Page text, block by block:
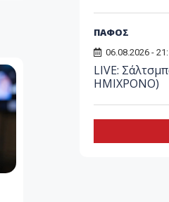
ΠΑΦΟΣ
06.08.2026 -
LIVE:
ΗΜΙΧΡΟΝΟ)